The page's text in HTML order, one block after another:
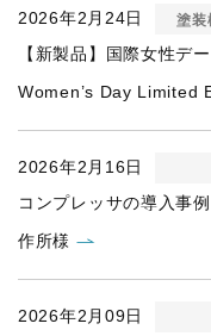
2026年2月24日 塗装
【新製品】国際女性デ
Women’s Day Limited
2026年2月16日
コンプレッサの導入事
作所様
2026年2月09日